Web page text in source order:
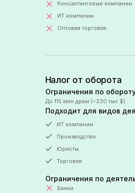
Консалтинговые компании
ИТ компании
Оптовая торговля
Налог от оборота
Ограничения по
До 115 млн драм (~230 тыс $)
Подходит для видов
ИТ компании
Производство
Юристы
Торговля
Ограничения по
Банки